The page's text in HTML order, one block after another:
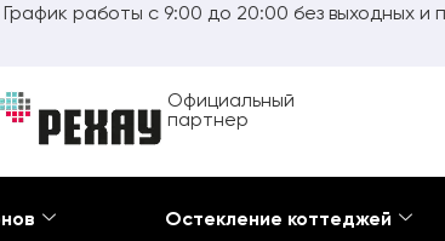
График работы с 9:00 до 20:00 без выходных и
Официальный
партнер
Остекление коттеджей